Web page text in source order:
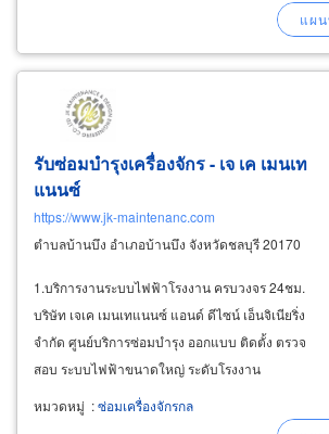
เชี่ยวชาญในการจัดหาและจัดสร้างอะไหล่ทดแทน
รับซ่อมบำรุงเครื่องจักร - เจ เค เมนเท
แนนซ์
https://www.jk-maintenanc.com
ตำบลบ้านบึง อำเภอบ้านบึง จังหวัดชลบุรี 20170
1.บริการงานระบบไฟฟ้าโรงงาน ครบวงจร 24ชม.
บริษัท เจเค เมนเทแนนซ์ แอนด์ ดีไซน์ เอ็นจิเนียริ่ง
จำกัด ศูนย์บริการซ่อมบำรุง ออกแบบ ติดตั้ง ตรวจ
สอบ ระบบไฟฟ้าขนาดใหญ่ ระดับโรงงาน
อุตสาหกรรม ห้างสรรพสินค้า โรงแรม
หมวดหมู่ :ซ่อมเครื่องจักรกล